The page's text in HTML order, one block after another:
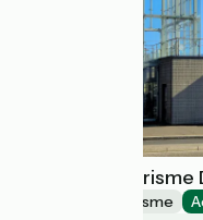
Office de
Offices de Tourisme